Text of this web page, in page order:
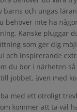
barns och ungas
behöver inte ha
Kanske pluggar
som ger dig
och inspirerande
du bor i närheten
jobbet, även med
med ett otroligt
kommer att ta väl